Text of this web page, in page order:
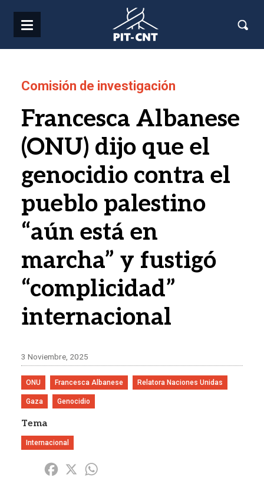
Comisión de investigación
Francesca Albanese
(ONU) dijo que el
genocidio contra el
pueblo palestino
“aún está en
marcha” y fustigó
“complicidad”
internacional
3 Noviembre, 2025
ONU Francesca Albanese Relatora Naciones Unidas
Gaza Genocidio
Tema
Internacional
Share Facebook
X